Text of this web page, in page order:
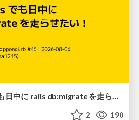
モノリス Rails でも日中に rails db:migrate を走らせたい！ / Daytime rails db:migrate on Monolithic Rails!
2 190